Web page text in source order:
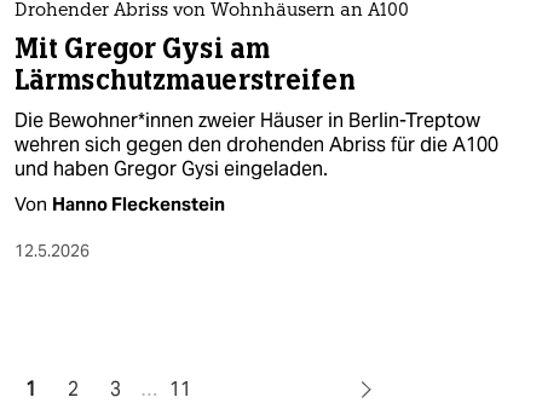
Drohender Abriss von Wohnhäusern an A100
Mit Gregor Gysi am
Lärmschutzmauerstreifen
Die Be­woh­ne­r*in­nen zweier Häuser in Berlin-Treptow
wehren sich gegen den drohenden Abriss für die A100
und haben Gregor Gysi eingeladen.
Von Hanno Fleckenstein
12.5.2026
1 2 3 … 11